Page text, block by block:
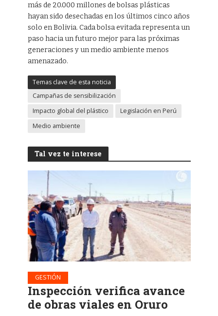
más de 20.000 millones de bolsas plásticas
hayan sido desechadas en los últimos cinco años
solo en Bolivia. Cada bolsa evitada representa un
paso hacia un futuro mejor para las próximas
generaciones y un medio ambiente menos
amenazado.
Temas clave de esta noticia
Campañas de sensibilización
Impacto global del plástico
Legislación en Perú
Medio ambiente
Tal vez te interese
GESTIÓN
Inspección verifica avance
de obras viales en Oruro